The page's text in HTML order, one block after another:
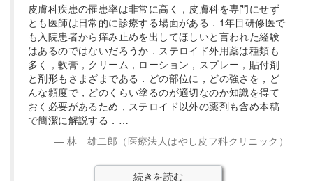
皮膚科疾患の罹患率は非常に高く，皮膚科を専門にせず
とも医師は日常的に診療する場面がある．1年目研修医で
も入院患者から痒み止めを出してほしいと言われた経験
はあるのではないだろうか．ステロイド外用薬は種類も
多く，軟膏，クリーム，ローション，スプレー，貼付剤
と剤形もさまざまである．どの部位に，どの強さを，ど
んな頻度で，どのくらい塗るのが適切なのか知識を得て
おく必要があるため，ステロイド以外の薬剤も含め本稿
で簡潔に解説する．…
林 雄二郎（医療法人はやし皮フ科クリニック）
続きを読む